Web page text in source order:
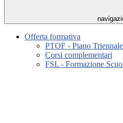
Offerta formativa
PTOF - Piano
Corsi complementari
FSL - Formazione